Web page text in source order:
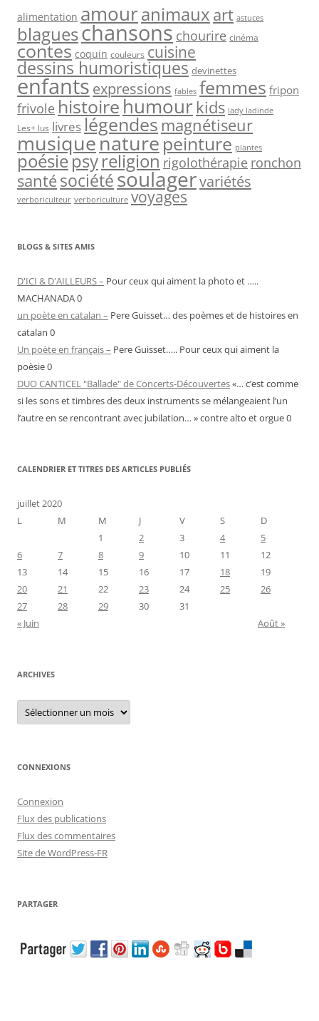
alimentation amouranimaux art astuces
blagueschansons chourire cinéma
contes coquin couleurs cuisine
dessins humoristiques devinettes
enfantsexpressions fables femmes fripon
frivole histoire humour kids lady ladinde
Les+ lus livreslégendes magnétiseur
musiquenature peinture plantes
poésiepsyreligion rigolothérapie ronchon
santésociétésoulagervariétés
verboriculteur verboriculture voyages
BLOGS & SITES AMIS
D'ICI & D'AILLEURS – Pour ceux qui aiment la photo et …..
MACHANADA 0
un poète en catalan – Pere Guisset… des poèmes et de histoires en
catalan 0
Un poète en français – Pere Guisset….. Pour ceux qui aiment la
poèsie 0
DUO CANTICEL "Ballade" de Concerts-Découvertes«… c’est comme
si les sons et timbres des deux instruments se mélangeaient l’un
l’autre en se rencontrant avec jubilation… » contre alto et orgue 0
CALENDRIER ET TITRES DES ARTICLES PUBLIÉS
juillet 2020
L
M M J V S
D
1
2 3 4
5
6
7 8 9 10 11
12
13
14 15 16 17 18
19
20
21 22 23 24 25
26
27
28 29 30
31
« Juin
Août »
ARCHIVES
Archives
CONNEXIONS
Connexion
Flux des publications
Flux des commentaires
Site de WordPress-FR
PARTAGER